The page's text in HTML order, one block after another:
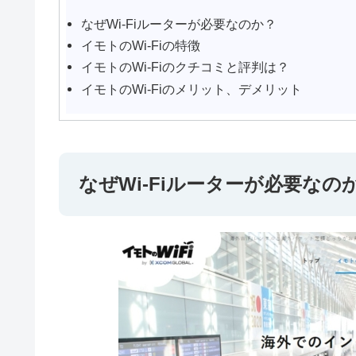
なぜWi-Fiルーターが必要なのか？
イモトのWi-Fiの特徴
イモトのWi-Fiのクチコミと評判は？
イモトのWi-Fiのメリット、デメリット
なぜWi-Fiルーターが必要なの